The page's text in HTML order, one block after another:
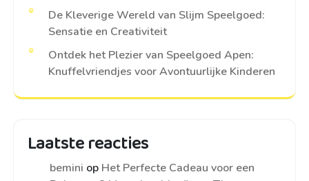
De Kleverige Wereld van Slijm Speelgoed:
Sensatie en Creativiteit
Ontdek het Plezier van Speelgoed Apen:
Knuffelvriendjes voor Avontuurlijke Kinderen
Laatste reacties
bemini op Het Perfecte Cadeau voor een